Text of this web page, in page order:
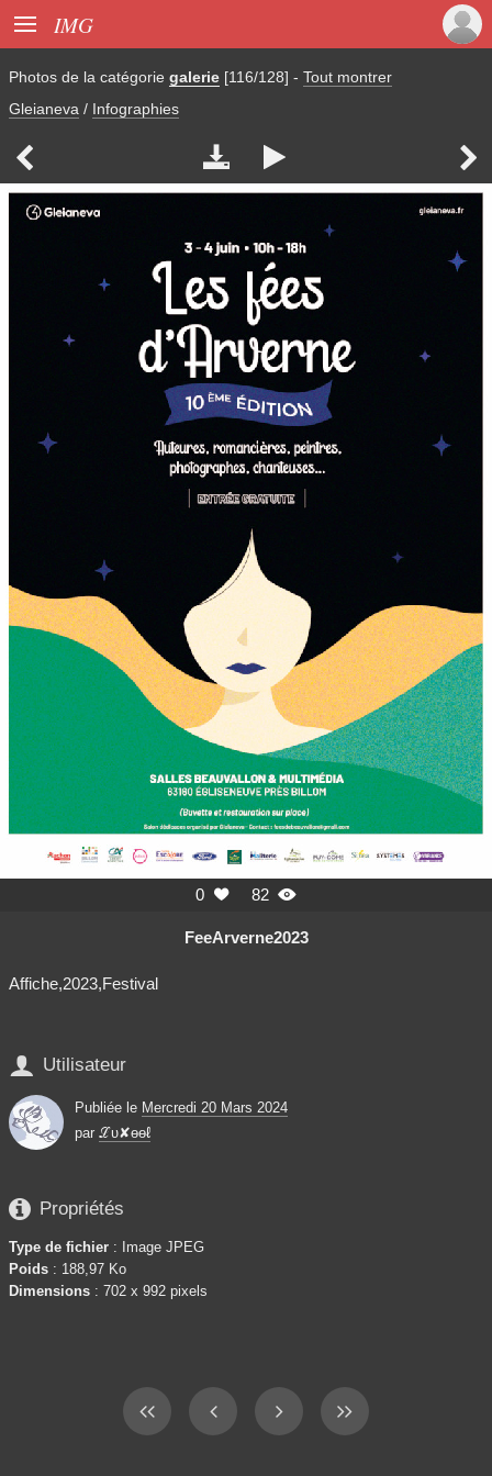
 IMG
Photos de la catégorie galerie [116/128] - Tout montrer
Gleianeva / Infographies
   
0  82 
FeeArverne2023
Affiche,2023,Festival
 Utilisateur
Publiée le Mercredi 20 Mars 2024
par ℒυ✘ѳѳℓ
 Propriétés
Type de fichier : Image JPEG
Poids : 188,97 Ko
Dimensions : 702 x 992 pixels